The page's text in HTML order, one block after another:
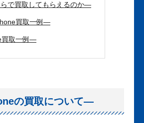
で買取してもらえるのか—
買取一例—
取一例—
の買取について—